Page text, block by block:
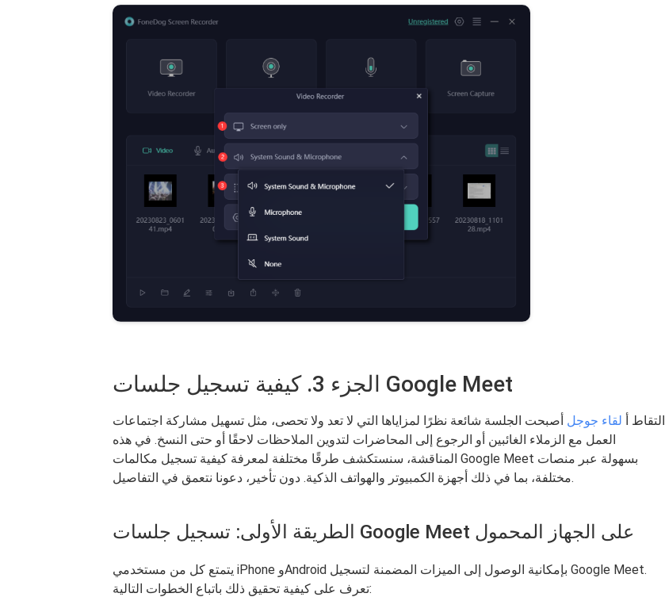
الجزء 3. كيفية تسجيل جلسات Google Meet
التقاط أ لقاء جوجل أصبحت الجلسة شائعة نظرًا لمزاياها التي لا تعد ولا تحصى، مثل تسهيل مشاركة اجتماعات
العمل مع الزملاء الغائبين أو الرجوع إلى المحاضرات لتدوين الملاحظات لاحقًا أو حتى النسخ. في هذه
المناقشة، سنستكشف طرقًا مختلفة لمعرفة كيفية تسجيل مكالمات Google Meet بسهولة عبر منصات
مختلفة، بما في ذلك أجهزة الكمبيوتر والهواتف الذكية. دون تأخير، دعونا نتعمق في التفاصيل.
الطريقة الأولى: تسجيل جلسات Google Meet على الجهاز المحمول
يتمتع كل من مستخدمي iPhone وAndroid بإمكانية الوصول إلى الميزات المضمنة لتسجيل Google Meet.
تعرف على كيفية تحقيق ذلك باتباع الخطوات التالية: